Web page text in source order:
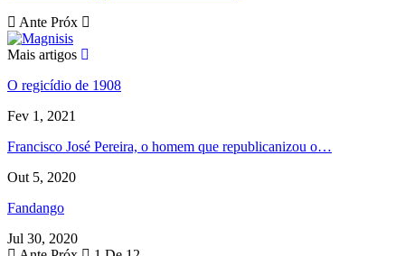
Ante Próx
Mais artigos
O regicídio de 1908
Fev 1, 2021
Francisco José Pereira, o homem que republicanizou o…
Out 5, 2020
Fandango
Jul 30, 2020